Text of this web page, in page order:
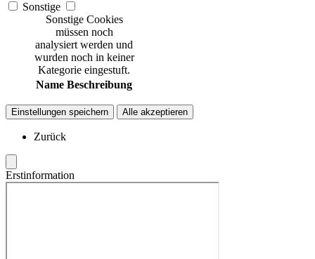
Sonstige
Sonstige Cookies
müssen noch
analysiert werden und
wurden noch in keiner
Kategorie eingestuft.
Name Beschreibung
Einstellungen speichern Alle akzeptieren
Zurück
Erstinformation